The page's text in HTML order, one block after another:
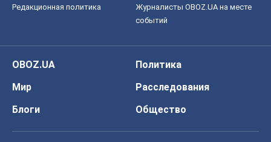
Редакционная политика
Журналисты OBOZ.UA на месте
событий
OBOZ.UA
Политика
Мир
Расследования
Блоги
Общество